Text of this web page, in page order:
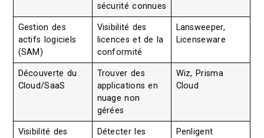
sécurité connues
Gestion des
actifs logiciels
(SAM)
Visibilité des
licences et de la
conformité
Lansweeper,
Licenseware
Découverte du
Cloud/SaaS
Trouver des
applications en
nuage non
gérées
Wiz, Prisma
Cloud
Visibilité des
Détecter les
Penligent